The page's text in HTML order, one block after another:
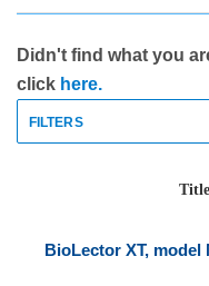
Didn't find what you
click here.
FILTERS
Title